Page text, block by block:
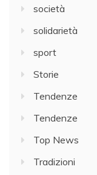
società
solidarietà
sport
Storie
Tendenze
Tendenze
Top News
Tradizioni